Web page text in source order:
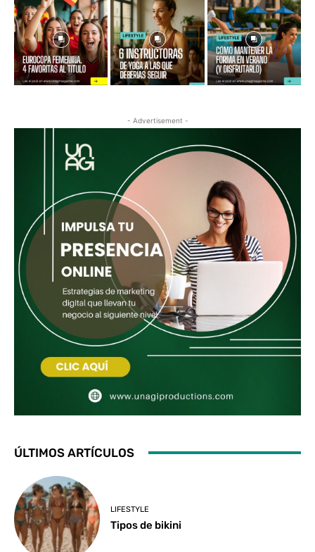
- Advertisement -
ÚLTIMOS ARTÍCULOS
LIFESTYLE
Tipos de bikini